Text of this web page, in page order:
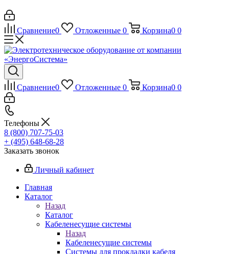
Сравнение0 Отложенные 0 Корзина0 0
Сравнение0 Отложенные 0 Корзина0 0
Телефоны
8 (800) 707-75-03
+ (495) 648-68-28
Заказать звонок
Личный кабинет
Главная
Каталог
Назад
Каталог
Кабеленесущие системы
Назад
Кабеленесущие системы
Системы для прокладки кабеля